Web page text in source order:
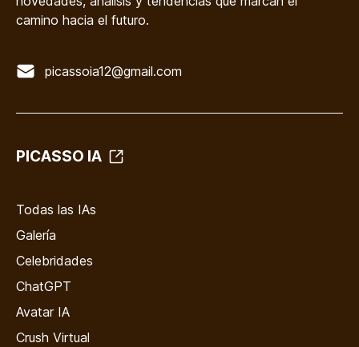
camino hacia el futuro.
picassoia12@gmail.com
PICASSO IA
Todas las IAs
Galería
Celebridades
ChatGPT
Avatar IA
Crush Virtual